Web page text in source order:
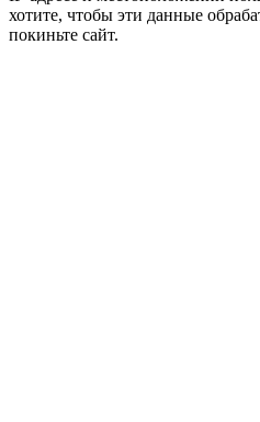
хотите, чтобы эти данные
покиньте сайт.